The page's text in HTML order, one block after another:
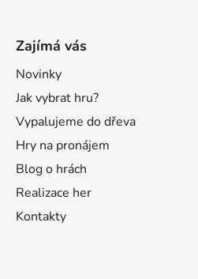
Zajímá vás
Novinky
Jak vybrat hru?
Vypalujeme do dřeva
Hry na pronájem
Blog o hrách
Realizace her
Kontakty